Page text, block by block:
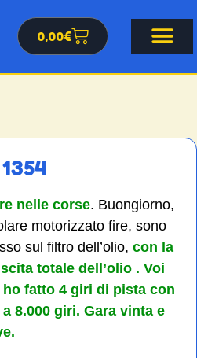
0,00€
nelle corse. Buongiorno,
motorizzato fire, sono
sul filtro dell’olio, con la
totale dell’olio . Voi
fatto 4 giri di pista con
8.000 giri. Gara vinta e